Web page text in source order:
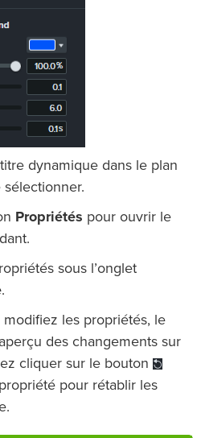
dynamique dans le plan
Propriétés pour ouvrir le
sous l’onglet
.
les propriétés, le
des changements sur
cliquer sur le bouton
pour rétablir les